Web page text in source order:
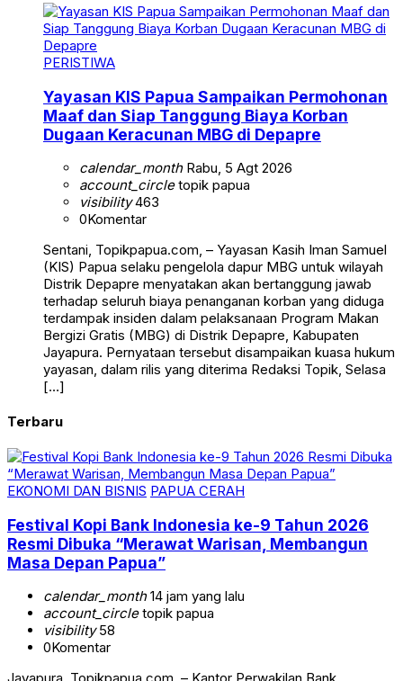
PERISTIWA
Yayasan KIS Papua Sampaikan Permohonan
Maaf dan Siap Tanggung Biaya Korban
Dugaan Keracunan MBG di Depapre
calendar_monthRabu, 5 Agt 2026
account_circletopik papua
visibility463
0Komentar
Sentani, Topikpapua.com, – Yayasan Kasih Iman Samuel
(KIS) Papua selaku pengelola dapur MBG untuk wilayah
Distrik Depapre menyatakan akan bertanggung jawab
terhadap seluruh biaya penanganan korban yang diduga
terdampak insiden dalam pelaksanaan Program Makan
Bergizi Gratis (MBG) di Distrik Depapre, Kabupaten
Jayapura. Pernyataan tersebut disampaikan kuasa hukum
yayasan, dalam rilis yang diterima Redaksi Topik, Selasa
[…]
Terbaru
EKONOMI DAN BISNIS PAPUA CERAH
Festival Kopi Bank Indonesia ke-9 Tahun 2026
Resmi Dibuka “Merawat Warisan, Membangun
Masa Depan Papua”
calendar_month14 jam yang lalu
account_circletopik papua
visibility58
0Komentar